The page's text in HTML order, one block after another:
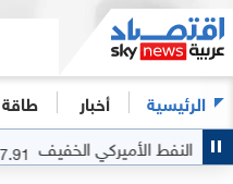
الرئيسية أخبار طاقة
الأميركي الخفيف 77.91
0.62